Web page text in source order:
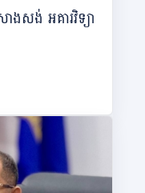
ងសង់ អគារវិទ្យា